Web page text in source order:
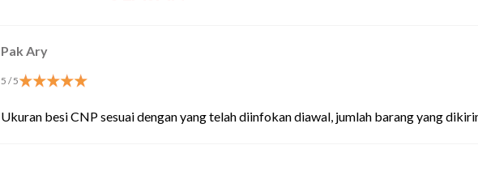
Pak Ary
5 / 5
Ukuran besi CNP sesuai dengan yang telah diinfokan diawal, jumlah barang yang